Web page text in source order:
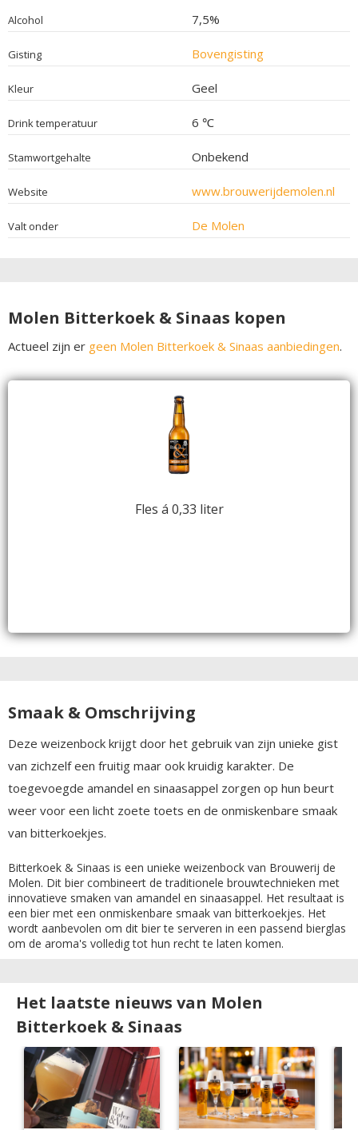
Alcohol 7,5%
Gisting Bovengisting
Kleur Geel
Drink temperatuur 6 ℃
Stamwortgehalte Onbekend
Website www.brouwerijdemolen.nl
Valt onder De Molen
Molen Bitterkoek & Sinaas kopen
Actueel zijn er geen Molen Bitterkoek & Sinaas aanbiedingen.
Fles á 0,33 liter
Smaak & Omschrijving
Deze weizenbock krijgt door het gebruik van zijn unieke gist
van zichzelf een fruitig maar ook kruidig karakter. De
toegevoegde amandel en sinaasappel zorgen op hun beurt
weer voor een licht zoete toets en de onmiskenbare smaak
van bitterkoekjes.
Bitterkoek & Sinaas is een unieke weizenbock van Brouwerij de
Molen. Dit bier combineert de traditionele brouwtechnieken met
innovatieve smaken van amandel en sinaasappel. Het resultaat is
een bier met een onmiskenbare smaak van bitterkoekjes. Het
wordt aanbevolen om dit bier te serveren in een passend bierglas
om de aroma's volledig tot hun recht te laten komen.
Het laatste nieuws van Molen
Bitterkoek & Sinaas